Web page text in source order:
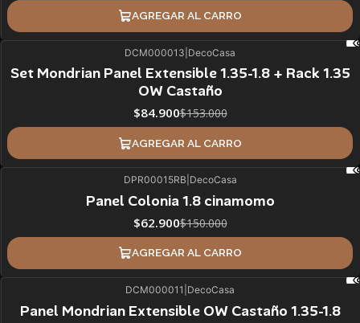
AGREGAR AL CARRO
DCM000013 DecoCasa
Set Mondrian Panel Extensible 1.35-1.8 + Rack 1.35
OW Castaño
$84.900$153.000
AGREGAR AL CARRO
DPR00015RB DecoCasa
Panel Colonia 1.8 cinamomo
$62.900$150.000
AGREGAR AL CARRO
DCM000011 DecoCasa
Panel Mondrian Extensible OW Castaño 1.35-1.8